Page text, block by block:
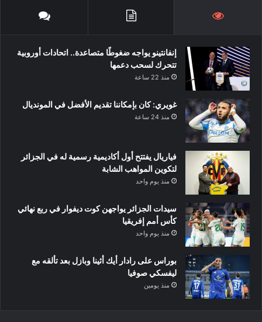
إنفانتينو يواجه ضغوطًا متصاعدة.. اتحادات أوروبية
تتحرك لسحب دعمها
منذ 22 ساعة
غويري: كان بإمكاننا تقديم الأفضل في المونديال
منذ 24 ساعة
فياريال يفتتح أول أكاديمية رسمية له في الجزائر
لتكوين المواهب الشابة
منذ يوم واحد
سيدات الجزائر يواجهن كوت ديفوار في ربع نهائي
كأس أمم إفريقيا
منذ يوم واحد
بوراس على رادار أيك أثينا وبازل بعد تألقه مع
ليفسكي صوفيا
منذ يومين